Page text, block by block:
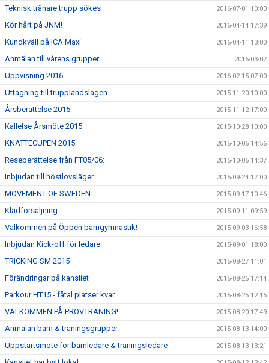
Teknisk tränare trupp sökes 2016-07-01 10:00
Kör hårt på JNM! 2016-04-14 17:39
Kundkväll på ICA Maxi 2016-04-11 13:00
Anmälan till vårens grupper 2016-03-07
Uppvisning 2016 2016-02-15 07:00
Uttagning till trupplandslagen 2015-11-20 10:00
Årsberättelse 2015 2015-11-12 17:00
Kallelse Årsmöte 2015 2015-10-28 10:00
KNATTECUPEN 2015 2015-10-06 14:56
Reseberättelse från FT05/06: 2015-10-06 14:37
Inbjudan till höstlovsläger 2015-09-24 17:00
MOVEMENT OF SWEDEN 2015-09-17 10:46
Klädförsäljning 2015-09-11 09:59
Välkommen på Öppen barngymnastik! 2015-09-03 16:58
Inbjudan Kick-off för ledare 2015-09-01 18:00
TRICKING SM 2015 2015-08-27 11:01
Förändringar på kansliet 2015-08-25 17:14
Parkour HT15 - fåtal platser kvar 2015-08-25 12:15
VÄLKOMMEN PÅ PROVTRÄNING! 2015-08-20 17:49
Anmälan barn & träningsgrupper 2015-08-13 14:00
Uppstartsmöte för barnledare & träningsledare 2015-08-13 13:21